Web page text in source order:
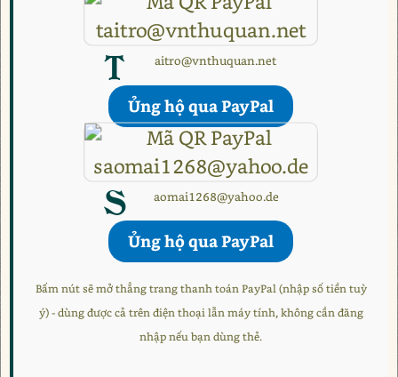
t aitro@vnthuquan.net
Ủng hộ qua PayPal
s aomai1268@yahoo.de
Ủng hộ qua PayPal
Bấm nút sẽ mở thẳng trang thanh toán PayPal (nhập số tiền tuỳ
ý) - dùng được cả trên điện thoại lẫn máy tính, không cần đăng
nhập nếu bạn dùng thẻ.